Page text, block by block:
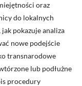
oraz
do lokalnych
pokazuje analiza
nowe podejście
transnarodowe
lub podłużne
procedury